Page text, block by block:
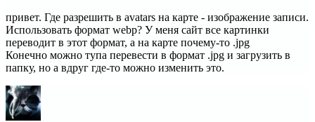
привет. Где разрешить в avatars на карте - изображение записи.
Использовать формат webp? У меня сайт все картинки
переводит в этот формат, а на карте почему-то .jpg
Конечно можно тупа перевести в формат .jpg и загрузить в
папку, но а вдруг где-то можно изменить это.